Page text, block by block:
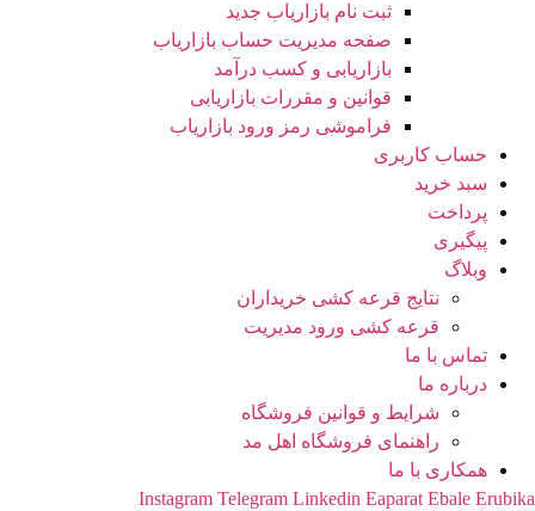
ثبت نام بازاریاب جدید
صفحه مدیریت حساب بازاریاب
بازاریابی و کسب درآمد
قوانین و مقررات بازاریابی
فراموشی رمز ورود بازاریاب
حساب کاربری
سبد خرید
پرداخت
پیگیری
وبلاگ
نتایج قرعه کشی خریداران
قرعه کشی ورود مدیریت
تماس با ما
درباره ما
شرایط و قوانین فروشگاه
راهنمای فروشگاه اهل مد
همکاری با ما
Instagram Telegram Linkedin Eaparat Ebale